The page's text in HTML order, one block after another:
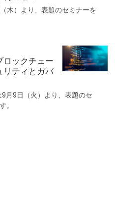
木）より、表題のセミナーを
ロックチェー
リティとガバ
月9日（火）より、表題のセ
。